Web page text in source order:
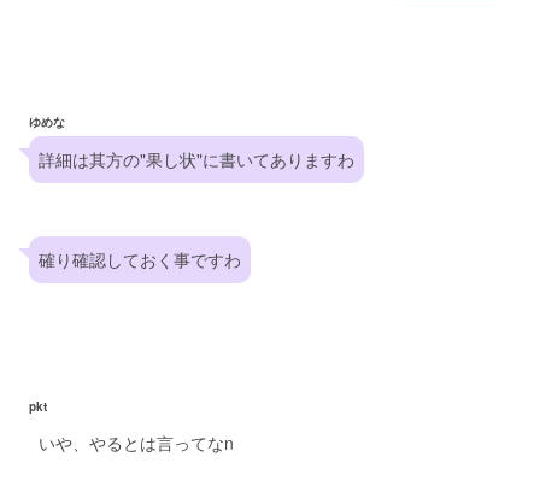
ゆめな
詳細は其方の"果し状"に書いてありますわ
確り確認しておく事ですわ
pkt
いや、やるとは言ってなn